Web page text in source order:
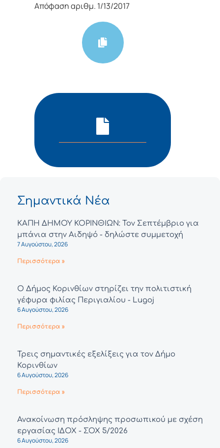
Απόφαση αριθμ. 1/13/2017
Σημαντικά Νέα
ΚΑΠΗ ΔΗΜΟΥ ΚΟΡΙΝΘΙΩΝ: Τον Σεπτέμβριο για
μπάνια στην Αιδηψό - δηλώστε συμμετοχή
7 Αυγούστου, 2026
Περισσότερα »
Ο Δήμος Κορινθίων στηρίζει την πολιτιστική
γέφυρα φιλίας Περιγιαλίου - Lugoj
6 Αυγούστου, 2026
Περισσότερα »
Τρεις σημαντικές εξελίξεις για τον Δήμο
Κορινθίων
6 Αυγούστου, 2026
Περισσότερα »
Ανακοίνωση πρόσληψης προσωπικού με σχέση
εργασίας ΙΔΟΧ - ΣΟΧ 5/2026
6 Αυγούστου, 2026